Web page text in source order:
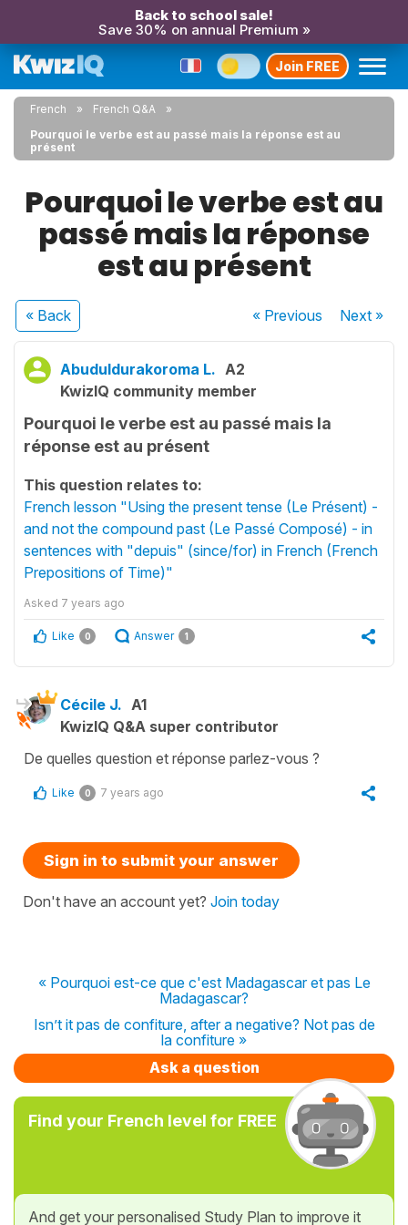
Back to school sale!
Save 30% on annual Premium »
Join FREE
French
French Q&A
Pourquoi le verbe est au passé mais la réponse est au
présent
Pourquoi le verbe est au
passé mais la réponse
est au présent
« Back « Previous Next»
Abuduldurakoroma L. A2
KwizIQ community member
Pourquoi le verbe est au passé mais la
réponse est au présent
This question relates to:
French lesson "Using the present tense (Le Présent) -
and not the compound past (Le Passé Composé) - in
sentences with "depuis" (since/for) in French (French
Prepositions of Time)"
Asked 7 years ago
Like 0 Answer 1
Cécile J. A1
KwizIQ Q&A super contributor
De quelles question et réponse parlez-vous ?
Like 0 7 years ago
Sign in to submit your answer
Don't have an account yet? Join today
« Pourquoi est-ce que c'est Madagascar et pas Le
Madagascar?
Isn’t it pas de confiture, after a negative? Not pas de
la confiture »
Ask a question
Find your French level for FREE
And get your personalised Study Plan to improve it